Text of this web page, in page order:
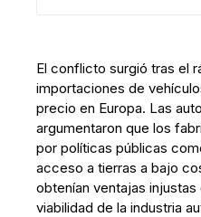
El conflicto surgió tras el
importaciones de
precio en Europa. Las
argumentaron que los
por políticas públicas
acceso a tierras a bajo
obtenían ventajas injustas
viabilidad de la industria